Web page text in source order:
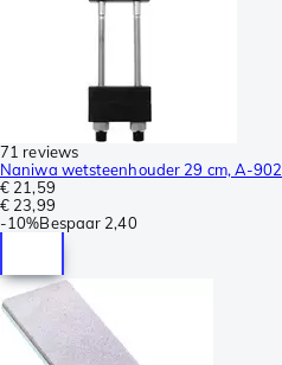
71 reviews
Naniwa wetsteenhouder 29 cm, A-902
€ 21,59
€ 23,99
-10%Bespaar 2,40